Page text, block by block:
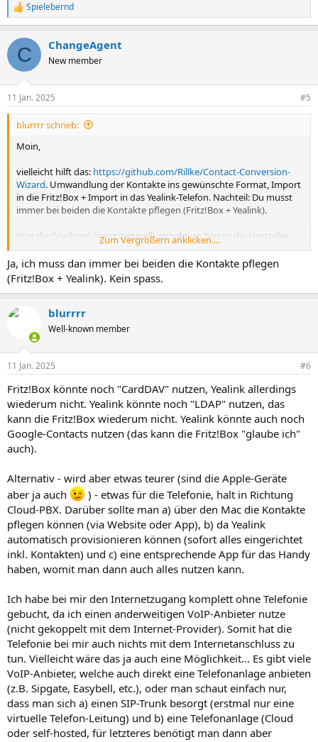
R
e
k
i
e
n
Spielebernd
C ChangeAgent
New member
11 Jan. 2025 #5
blurrrr schrieb:
Moin,
vielleicht hilft das: https://github.com/Rillke/Contact-Conversion-
Wizard. Umwandlung der Kontakte ins gewünschte Format, Import
in die Fritz!Box + Import in das Yealink-Telefon. Nachteil: Du musst
immer bei beiden die Kontakte pflegen (Fritz!Box + Yealink).
Was die "Vorlage" (ganz generell) angeht, so bieten die Hersteller
meistens auch eine "Export"-Funktion an. Erstelle einfach einen
Kontakt (mit ein paar Daten), exportiere das ganze und schon hast
Du eine entsprechende Vorlage.
Zum Vergrößern anklicken....
Ja, ich muss dan immer bei beiden die Kontakte pflegen
(Fritz!Box + Yealink). Kein spass.
blurrrr
Well-known member
11 Jan. 2025 #6
Fritz!Box könnte noch "CardDAV" nutzen, Yealink allerdings
wiederum nicht. Yealink könnte noch "LDAP" nutzen, das
kann die Fritz!Box wiederum nicht. Yealink könnte auch noch
Google-Contacts nutzen (das kann die Fritz!Box "glaube ich"
auch).
Alternativ - wird aber etwas teurer (sind die Apple-Geräte
aber ja auch
) - etwas für die Telefonie, halt in Richtung
Cloud-PBX. Darüber sollte man a) über den Mac die Kontakte
pflegen können (via Website oder App), b) da Yealink
automatisch provisionieren können (sofort alles eingerichtet
inkl. Kontakten) und c) eine entsprechende App für das Handy
haben, womit man dann auch alles nutzen kann.
Ich habe bei mir den Internetzugang komplett ohne Telefonie
gebucht, da ich einen anderweitigen VoIP-Anbieter nutze
(nicht gekoppelt mit dem Internet-Provider). Somit hat die
Telefonie bei mir auch nichts mit dem Internetanschluss zu
tun. Vielleicht wäre das ja auch eine Möglichkeit... Es gibt viele
VoIP-Anbieter, welche auch direkt eine Telefonanlage anbieten
(z.B. Sipgate, Easybell, etc.), oder man schaut einfach nur,
dass man sich a) einen SIP-Trunk besorgt (erstmal nur eine
virtuelle Telefon-Leitung) und b) eine Telefonanlage (Cloud
oder self-hosted, für letzteres benötigt man dann aber